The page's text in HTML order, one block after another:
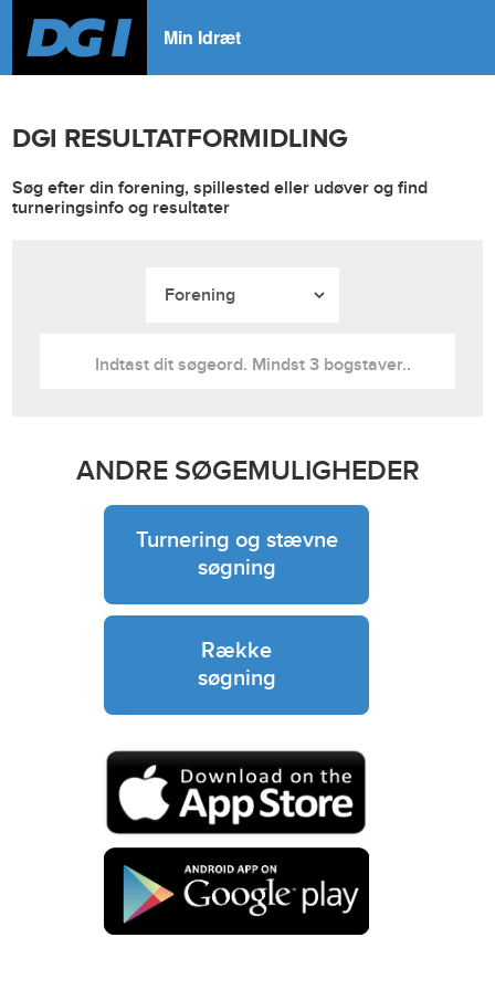
Min Idræt
DGI RESULTATFORMIDLING
Søg efter din forening, spillested eller udøver og find
turneringsinfo og resultater
ANDRE SØGEMULIGHEDER
Turnering og stævne
søgning
Række
søgning